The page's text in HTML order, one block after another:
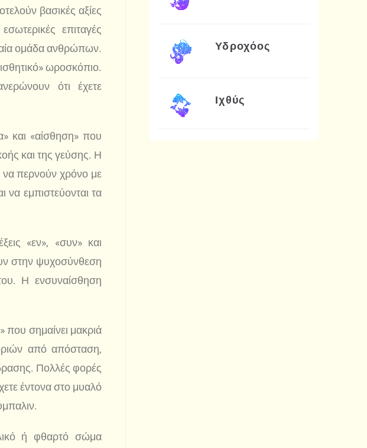
βασικές αξίες
επιταγές
ομάδα ανθρώπων.
ωροσκόπιο.
ότι έχετε
και «αίσθηση» που
και της γεύσης. Η
να περνούν χρόνο με
να εμπιστεύονται τα
«εν», «συν» και
στην ψυχοσύνθεση
Η ενσυναίσθηση
που σημαίνει μακριά
από απόσταση,
Πολλές φορές
έντονα στο μυαλό
ή φθαρτό σώμα
Υδροχόος
Ιχθύς